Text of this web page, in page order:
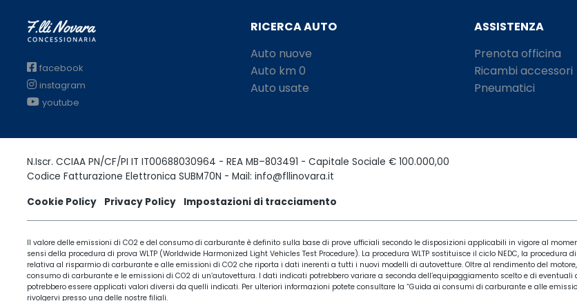
facebook
instagram
youtube
RICERCA AUTO
Auto nuove
Auto km 0
Auto usate
ASSISTENZA
Prenota officina
Ricambi accessori
Pneumatici
N.Iscr. CCIAA PN/CF/PI IT IT00688030964 - REA MB–803491 - Capitale Sociale € 100.000,00
Codice Fatturazione Elettronica SUBM70N - Mail: info@fllinovara.it
Cookie Policy
Privacy Policy Impostazioni di tracciamento
Il valore delle emissioni di CO2 e del consumo di carburante è definito sulla base di prove ufficiali secondo le disposizioni applicabili in vigore al
sensi della procedura di prova WLTP (Worldwide Harmonized Light Vehicles Test Procedure). La procedura WLTP sostituisce il ciclo NEDC, la
relativa al risparmio di carburante e alle emissioni di CO2 che riporta i dati inerenti a tutti i nuovi modelli di autovetture. Oltre al rendimento del
consumo di carburante e le emissioni di CO2 di un’autovettura. I dati indicati potrebbero variare a seconda dell’equipaggiamento scelto e di
potrebbero essere applicati valori diversi da quelli indicati. Per ulteriori informazioni potete consultare la “Guida ai consumi di carburante e alle
rivolgervi presso una delle nostre filiali.